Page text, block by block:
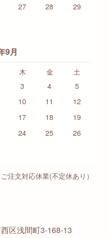
27 28 29
9月
木 金
土
3 4 5
10 11 12
17 18 19
24 25 26
注文対応休業(不定休あり）
区浅間町3-168-13